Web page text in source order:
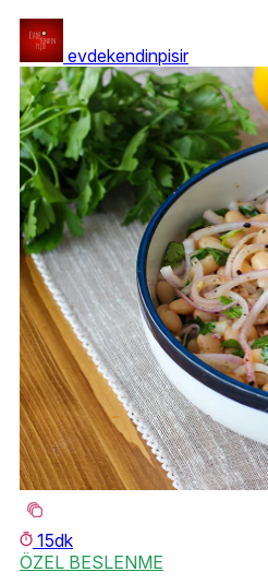
evdekendinpisir
15dk
ÖZEL BESLENME